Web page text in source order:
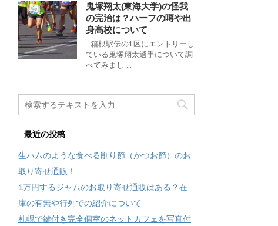
鬼塚翔太(東海大学)の怪我
の完治は？ハーフの噂や出
身高校について
箱根駅伝の1区にエントリーし
ている鬼塚翔太選手について調
べてみまし ...
最近の投稿
生ハムのような食べる削り節（かつお節）のお
取り寄せ通販！
1万円するジャムのお取り寄せ通販はある？在
庫の有無や行列での紹介について
札幌で鍵付き完全個室のネットカフェを写真付